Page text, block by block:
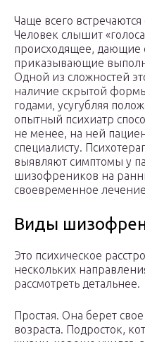
Чаще всего
Человек слышит
происходящее, дающие
приказывающие
Одной из сложностей
наличие скрытой
годами, усугубляя
опытный психиатр
не менее, на ней
специалисту.
выявляют симптомы у
шизофреников на
своевременное
Виды
Это психическое
нескольких
рассмотреть детальнее.
Простая. Она берет
возраста. Подросток,